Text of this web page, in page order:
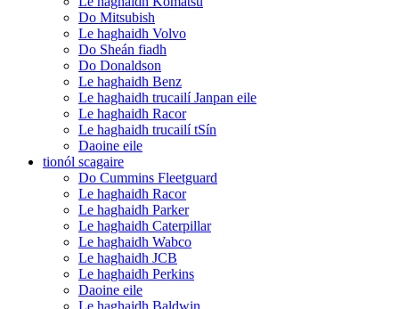
Do Mitsubish
Le haghaidh Volvo
Do Sheán fiadh
Do Donaldson
Le haghaidh Benz
Le haghaidh trucailí Janpan eile
Le haghaidh Racor
Le haghaidh trucailí tSín
Daoine eile
tionól scagaire
Do Cummins Fleetguard
Le haghaidh Racor
Le haghaidh Parker
Le haghaidh Caterpillar
Le haghaidh Wabco
Le haghaidh JCB
Le haghaidh Perkins
Daoine eile
Le haghaidh Baldwin